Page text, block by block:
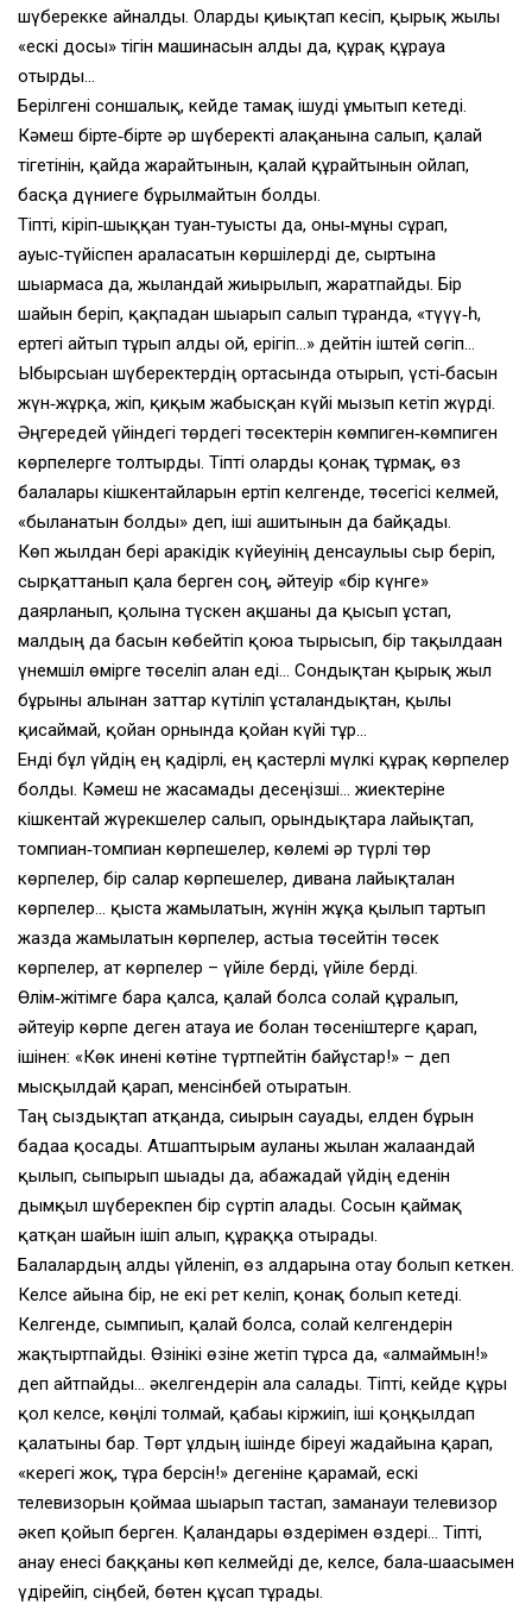
шүберекке айналды. Оларды қиықтап кесіп, қырық жылғы
«ескі досы» тігін машинасын алды да, құрақ құрауға
отырды…
Берілгені соншалық, кейде тамақ ішуді ұмытып кетеді.
Кәмеш бірте‑бірте әр шүберекті алақанына салып, қалай
тігетінін, қайда жарайтынын, қалай құрайтынын ойлап,
басқа дүниеге бұрылмайтын болды.
Тіпті, кіріп‑шыққан туған‑туысты да, оны‑мұны сұрап,
ауыс‑түйіспен араласатын көршілерді де, сыртына
шығармаса да, жыландай жиырылып, жаратпайды. Бір
шайын беріп, қақпадан шығарып салып тұрғанда, «түүү‑һ,
ертегі айтып тұрып алды ғой, ерігіп…» дейтін іштей сөгіп…
Ыбырсыған шүберектердің ортасында отырып, үсті‑басын
жүн‑жұрқа, жіп, қиқым жабысқан күйі мызғып кетіп жүрді.
Әңгередей үйіндегі төрдегі төсектерін көмпиген‑көмпиген
көрпелерге толтырды. Тіпті оларды қонақ тұрмақ, өз
балалары кішкентайларын ертіп келгенде, төсегісі келмей,
«былғанатын болды» деп, іші ашитынын да байқады.
Көп жылдан бері аракідік күйеуінің денсаулығы сыр беріп,
сырқаттанып қала берген соң, әйтеуір «бір күнге»
даярланып, қолына түскен ақшаны да қысып ұстап,
малдың да басын көбейтіп қоюға тырысып, бір тақылдаған
үнемшіл өмірге төселіп алған еді… Сондықтан қырық жыл
бұрынғы алынған заттар күтіліп ұсталғандықтан, қылы
қисаймай, қойған орнында қойған күйі тұр…
Енді бұл үйдің ең қадірлі, ең қастерлі мүлкі құрақ көрпелер
болды. Кәмеш не жасамады десеңізші… жиектеріне
кішкентай жүрекшелер салып, орындықтарға лайықтап,
томпиған‑томпиған көрпешелер, көлемі әр түрлі төр
көрпелер, бір салар көрпешелер, диванға лайықталған
көрпелер… қыста жамылатын, жүнін жұқа қылып тартып
жазда жамылатын көрпелер, астыға төсейтін төсек
көрпелер, ат көрпелер – үйіле берді, үйіле берді.
Өлім‑жітімге бара қалса, қалай болса солай құралып,
әйтеуір көрпе деген атауға ие болған төсеніштерге қарап,
ішінен: «Көк инені көтіне түртпейтін байғұстар!» – деп
мысқылдай қарап, менсінбей отыратын.
Таң сыздықтап атқанда, сиырын сауады, елден бұрын
бадаға қосады. Атшаптырым ауланы жылан жалағандай
қылып, сыпырып шығады да, абажадай үйдің еденін
дымқыл шүберекпен бір сүртіп алады. Сосын қаймақ
қатқан шайын ішіп алып, құраққа отырады.
Балалардың алды үйленіп, өз алдарына отау болып кеткен.
Келсе айына бір, не екі рет келіп, қонақ болып кетеді.
Келгенде, сымпиып, қалай болса, солай келгендерін
жақтыртпайды. Өзінікі өзіне жетіп тұрса да, «алмаймын!»
деп айтпайды… әкелгендерін ала салады. Тіпті, кейде құры
қол келсе, көңілі толмай, қабағы кіржиіп, іші қоңқылдап
қалатыны бар. Төрт ұлдың ішінде біреуі жағдайына қарап,
«керегі жоқ, тұра берсін!» дегеніне қарамай, ескі
телевизорын қоймаға шығарып тастап, заманауи телевизор
әкеп қойып берген. Қалғандары өздерімен өздері… Тіпті,
анау енесі баққаны көп келмейді де, келсе, бала‑шағасымен
үдірейіп, сіңбей, бөтен құсап тұрады.